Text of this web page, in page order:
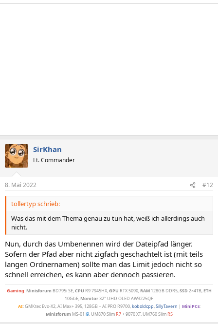
SirKhan
Lt. Commander
8. Mai 2022 #12
tollertyp schrieb:
Was das mit dem Thema genau zu tun hat, weiß ich allerdings auch
nicht.
Nun, durch das Umbenennen wird der Dateipfad länger.
Sofern der Pfad aber nicht zigfach geschachtelt ist (mit teils
langen Ordnernamen) sollte man das Limit jedoch nicht so
schnell erreichen, es kann aber dennoch passieren.
Gaming: Minisforum BD795i SE, CPU R9 7945HX, GPU RTX 5090, RAM128GB DDR5, SSD 2×4TB, ETH
10GbE, Monitor32" UHD OLED AW3225QF
AI: GMKtec Evo-X2, AI Max+ 395, 128GB + AI PRO R9700, koboldcpp SillyTavern | MiniPCs:
Minisforum MS-01 i9, UM870 SlimR7+ 9070 XT, UM760 SlimR5